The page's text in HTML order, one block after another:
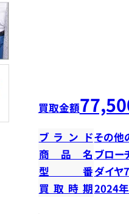
買取金額
ブランドその他
商品名 ブロー
型番ダイヤ
買取時期2024